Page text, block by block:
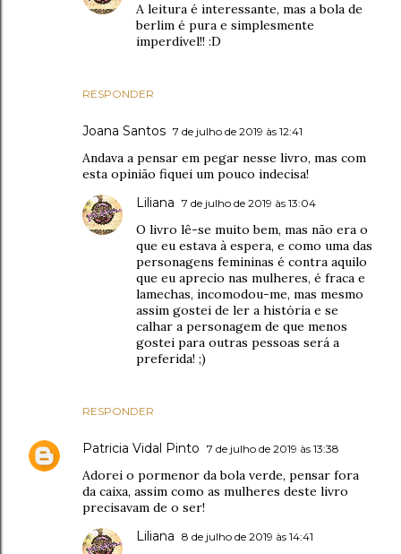
RESPONDER
A leitura é interessante, mas a bola de
berlim é pura e simplesmente
imperdível!! :D
Joana Santos 7 de julho de 2019 às 12:41
Andava a pensar em pegar nesse livro, mas com
esta opinião fiquei um pouco indecisa!
RESPONDER
Liliana 7 de julho de 2019 às 13:04
O livro lê-se muito bem, mas não era o
que eu estava à espera, e como uma das
personagens femininas é contra aquilo
que eu aprecio nas mulheres, é fraca e
lamechas, incomodou-me, mas mesmo
assim gostei de ler a história e se
calhar a personagem de que menos
gostei para outras pessoas será a
preferida! ;)
Patricia Vidal Pinto 7 de julho de 2019 às 13:38
Adorei o pormenor da bola verde, pensar fora
da caixa, assim como as mulheres deste livro
precisavam de o ser!
Liliana 8 de julho de 2019 às 14:41